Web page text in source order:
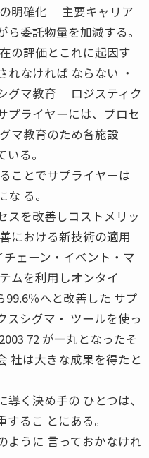
の明確化 主要キャリア
委託物量を加減する。
の評価とこれに起因す
なければ ならない ・
グマ教育 ロジスティク
プライヤーには、プロセ
マ教育のため各施設
る。
ことでサプライヤーは
る。
スを改善しコストメリッ
における新技術の適用
ェーン・イベント・マ
ムを利用しオンタイ
％へと改善した サプ
スシグマ・ ツールを使っ
72 が一丸となったそ
社は大きな成果を得たと
く決め手の ひとつは、
るこ とにある。
ように 言っておかなけれ